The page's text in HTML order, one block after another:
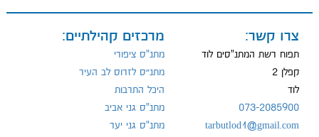
צרו קשר:
תפוח רשת המתנ"סים לוד
קפלן 2
לוד
073-2085900
tarbutlod1@gmail.com
מרכזים קהילתיים:
מתנ"ס ציפורי
מתנ״ס לזרוס לב העיר
היכל התרבות
מתנ"ס גני אביב
מתנ"ס גני יער